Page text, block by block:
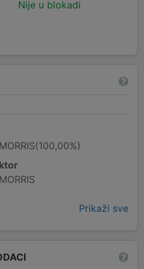
Nije u blokadi
Prikaži sve